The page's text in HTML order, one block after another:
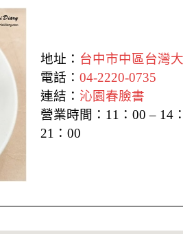
地址： 台中市中區台灣
電話： 04-2220-0735
連結： 沁園春臉書
營業時間： 11：00 – 14
21：00